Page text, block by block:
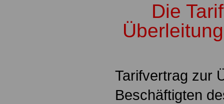
Die
Tarifvertrag zur
Beschäftigten